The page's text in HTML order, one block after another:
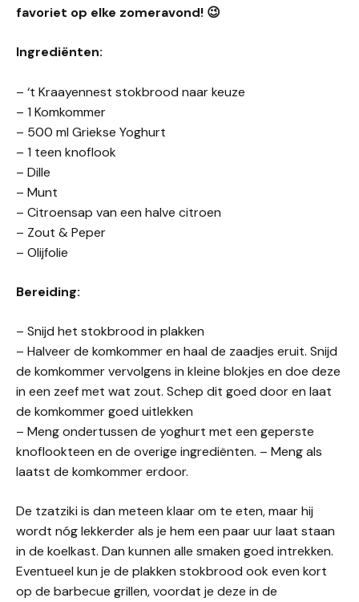
favoriet op elke zomeravond! 😉
Ingrediënten:
– ‘t Kraayennest stokbrood naar keuze
– 1 Komkommer
– 500 ml Griekse Yoghurt
– 1 teen knoflook
– Dille
– Munt
– Citroensap van een halve citroen
– Zout & Peper
– Olijfolie
Bereiding:
– Snijd het stokbrood in plakken
– Halveer de komkommer en haal de zaadjes eruit. Snijd
de komkommer vervolgens in kleine blokjes en doe deze
in een zeef met wat zout. Schep dit goed door en laat
de komkommer goed uitlekken
– Meng ondertussen de yoghurt met een geperste
knoflookteen en de overige ingrediënten. – Meng als
laatst de komkommer erdoor.
De tzatziki is dan meteen klaar om te eten, maar hij
wordt nóg lekkerder als je hem een paar uur laat staan
in de koelkast. Dan kunnen alle smaken goed intrekken.
Eventueel kun je de plakken stokbrood ook even kort
op de barbecue grillen, voordat je deze in de